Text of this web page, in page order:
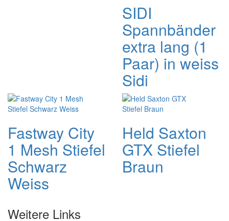
SIDI
Spannbänder
extra lang (1
Paar) in weiss
Sidi
Fastway City
1 Mesh Stiefel
Schwarz
Weiss
Held Saxton
GTX Stiefel
Braun
Weitere Links